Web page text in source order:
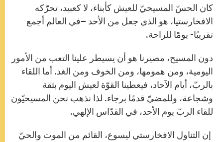
كان الحسّ المسيحيّ للعيش كأبناء، لا كعبيد، تحرّكه
الافخارستيا، هو الذي جعل من الأحد –في العالم أجمع
تقريبًا- يومًا للراحة.
دون المسيح، مصيرنا هو أن يسيطر علينا التعب من الأمور
اليومية، ومن همومها، ومن الخوف ومن الغد. أما اللقاء
بالربّ، أيام الآحاد، فيعطينا القوّة لعيش اليوم بثقة
وشجاعة، وللمضيّ قدمًا برجاء. لذا نذهب نحن المسيحيّون
للقاء الربّ يوم الأحد، في القدّاس الإلهي.
إن التناول الافخارستي ليسوع، القائم من الموت والحيّ